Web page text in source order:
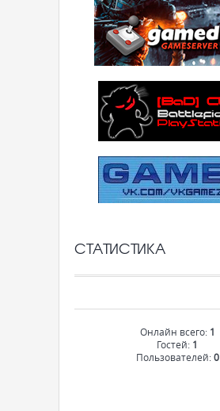
СТАТИСТИКА
Онлайн всего: 1
Гостей: 1
Пользователей:0